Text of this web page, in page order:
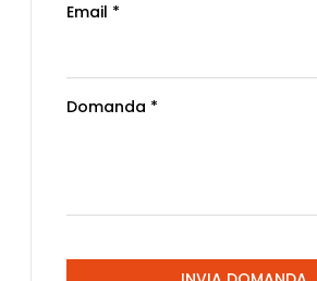
Email *
Domanda *